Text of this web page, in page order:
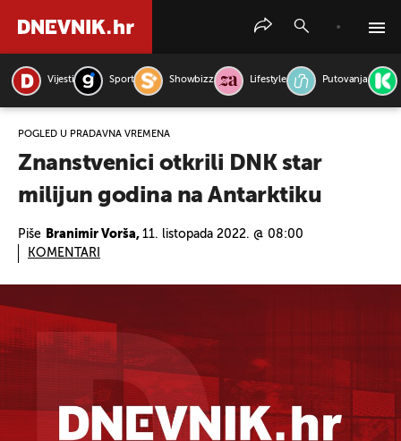
Vijesti Sport Showbizz Lifestyle Putovanja
POGLED U PRADAVNA VREMENA
Znanstvenici otkrili DNK star
milijun godina na Antarktiku
Piše Branimir Vorša, 11. listopada 2022. @ 08:00
KOMENTARI
PRETRAŽITE VIJESTI